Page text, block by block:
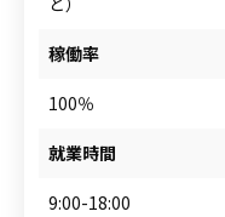
稼働率
100％
就業時間
9:00-18:00